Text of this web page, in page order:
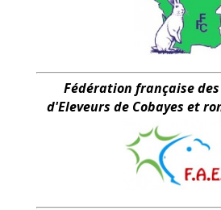
Fédération française
d'Eleveurs de Cobayes et